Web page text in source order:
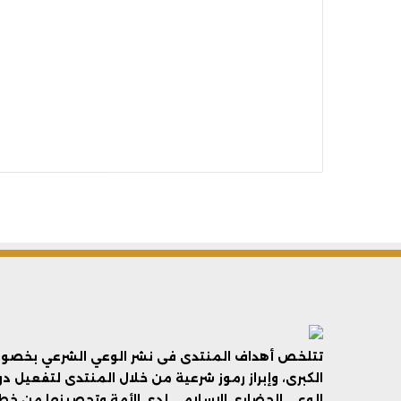
تتلخص أهداف المنتدى فى نشر الوعي الشرعي
الكبرى، وإبراز رموز شرعية من خلال المنتدى